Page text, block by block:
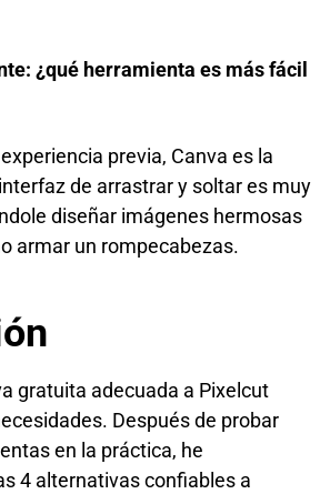
¿qué herramienta es más fácil
previa, Canva es la
de arrastrar y soltar es muy
diseñar imágenes hermosas
armar un rompecabezas.
gratuita adecuada a Pixelcut
Después de probar
en la práctica, he
4 alternativas confiables a